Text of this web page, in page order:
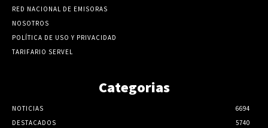
RED NACIONAL DE EMISORAS
NOSOTROS
POLÍTICA DE USO Y PRIVACIDAD
TARIFARIO SERVEL
Categorias
NOTICIAS
6694
DESTACADOS
5740